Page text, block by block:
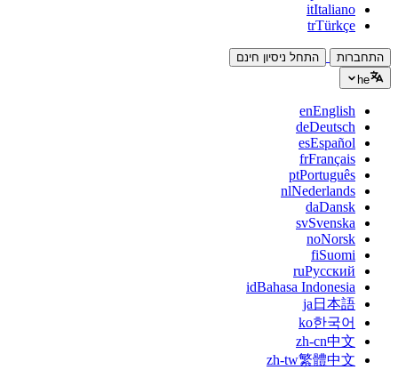
itItaliano
trTürkçe
התחברות
התחל ניסיון חינם
he
enEnglish
deDeutsch
esEspañol
frFrançais
ptPortuguês
nlNederlands
daDansk
svSvenska
noNorsk
fiSuomi
ruРусский
idBahasa Indonesia
ja 日本語
ko한국어
zh-cn中文
zh-tw繁體中文